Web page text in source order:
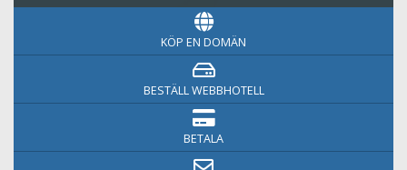
KÖP EN DOMÄN
BESTÄLL WEBBHOTELL
BETALA